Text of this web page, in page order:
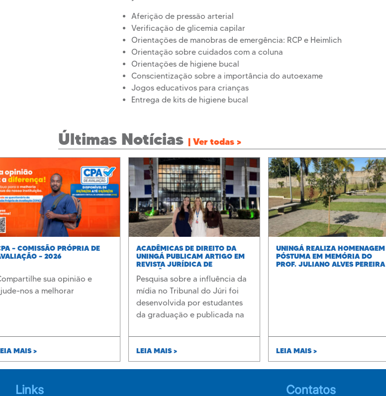
Aferição de pressão arterial
Verificação de glicemia capilar
Orientações de manobras de emergência: RCP e Heimlich
Orientação sobre cuidados com a coluna
Orientações de higiene bucal
Conscientização sobre a importância do autoexame
Jogos educativos para crianças
Entrega de kits de higiene bucal
Últimas Notícias | Ver todas >
– COMISSÃO PRÓPRIA DE
– 2026
sua opinião e
nos a melhorar
MAIS >
ACADÊMICAS DE DIREITO DA
UNINGÁ PUBLICAM ARTIGO EM
REVISTA JURÍDICA DE
RELEVÂNCIA NACIONAL
Pesquisa sobre a influência da
mídia no Tribunal do Júri foi
desenvolvida por estudantes
da graduação e publicada na
LEIA MAIS >
UNINGÁ REALIZA HOMENAGEM
PÓSTUMA EM MEMÓRIA DO
PROF. JULIANO ALVES PEREIRA
LEIA MAIS >
Links Contatos